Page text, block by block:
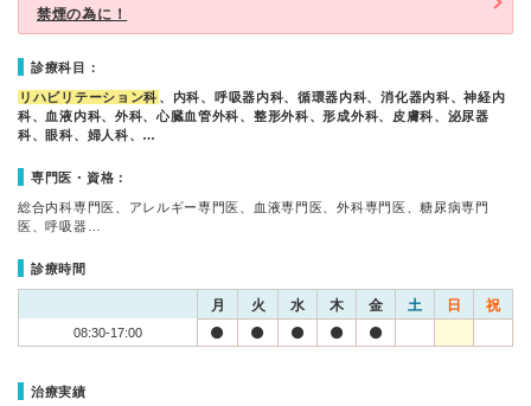
禁煙の為に！
診療科目：
リハビリテーション科 、内科、呼吸器内科、循環器内科、消化器内科、神経内
科、血液内科、外科、心臓血管外科、整形外科、形成外科、皮膚科、泌尿器
科、眼科、婦人科、…
専門医・資格：
総合内科専門医、アレルギー専門医、血液専門医、外科専門医、糖尿病専門
医、呼吸器…
診療時間
月 火 水 木 金 土 日 祝
08:30-17:00
治療実績